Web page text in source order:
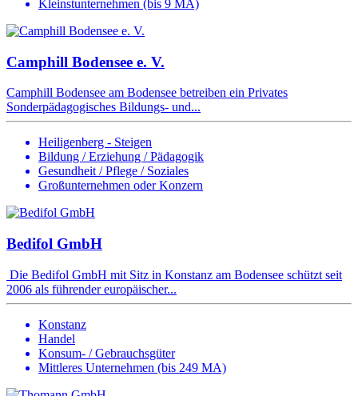
Kleinstunternehmen (bis 9 MA)
Camphill Bodensee e. V.
Camphill Bodensee am Bodensee betreiben ein Privates
Sonderpädagogisches Bildungs- und...
Heiligenberg - Steigen
Bildung / Erziehung / Pädagogik
Gesundheit / Pflege / Soziales
Großunternehmen oder Konzern
Bedifol GmbH
Die Bedifol GmbH mit Sitz in Konstanz am Bodensee schützt seit
2006 als führender europäischer...
Konstanz
Handel
Konsum- / Gebrauchsgüter
Mittleres Unternehmen (bis 249 MA)